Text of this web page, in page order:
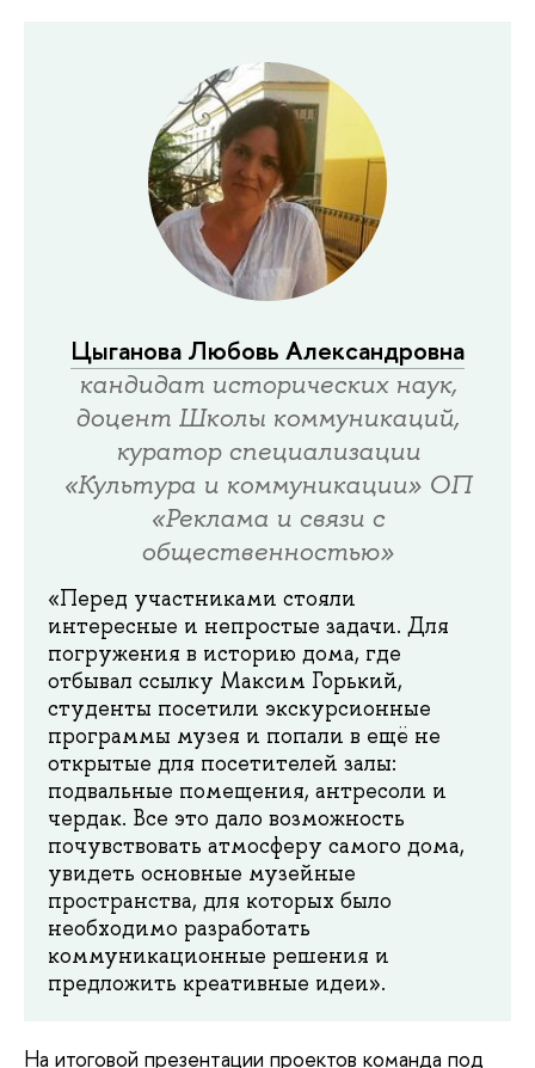
Цыганова Любовь Александровна
кандидат исторических наук,
доцент Школы коммуникаций,
куратор специализации
«Культура и коммуникации» ОП
«Реклама и связи с
общественностью»
«Перед участниками стояли
интересные и непростые задачи. Для
погружения в историю дома, где
отбывал ссылку Максим Горький,
студенты посетили экскурсионные
программы музея и попали в ещё не
открытые для посетителей залы:
подвальные помещения, антресоли и
чердак. Все это дало возможность
почувствовать атмосферу самого дома,
увидеть основные музейные
пространства, для которых было
необходимо разработать
коммуникационные решения и
предложить креативные идеи».
На итоговой презентации проектов команда под